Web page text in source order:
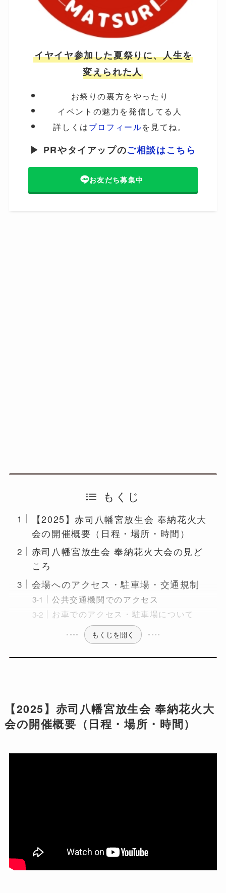
イヤイヤ参加した夏祭りに、人生を
変えられた人
お祭りの裏方をやったり
イベントの魅力を発信してる人
詳しくはプロフィールを見てね。
▶ PRやタイアップのご相談はこちら
お友だち募集中
もくじ
【2025】赤司八幡宮放生会 奉納花火大
会の開催概要（日程・場所・時間）
赤司八幡宮放生会 奉納花火大会の見ど
ころ
会場へのアクセス・駐車場・交通規制
公共交通機関でのアクセス
お車でのアクセス・駐車場について
もくじを開く
【2025】赤司八幡宮放生会 奉納花火大
会の開催概要（日程・場所・時間）